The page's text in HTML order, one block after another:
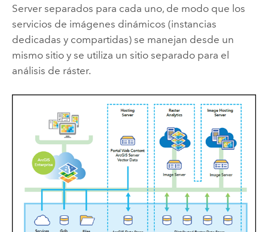
Serverseparados para cada uno, de modo que los
servicios de imágenes dinámicos (instancias
dedicadas y compartidas) se manejan desde un
mismo sitio y se utiliza un sitio separado para el
análisis de ráster.